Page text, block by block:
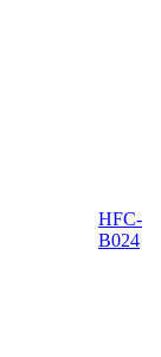
HFC-
B024